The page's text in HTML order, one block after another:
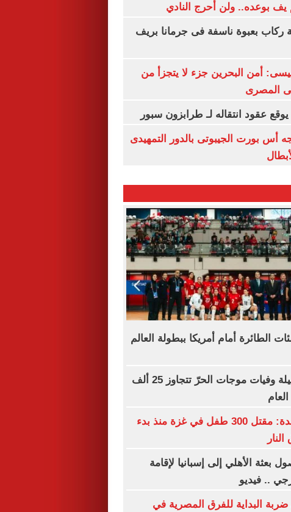
يف بوعده.. ولن أحرج النادي
ركاب بعبوة ناسفة فى جرمانا بريف
أمن البحرين جزء لا يتجزأ من
المصرى
عقود انتقاله لـ طرابزون سبور
أس بورت الجيبوتى بالدور التمهيدى
الطائرة أمام أمريكا ببطولة العالم
أوروبا: حصيلة وفيات موجات الحرّ تتجاوز 25 ألف
الأمم المتحدة: مقتل 300 طفل في غزة منذ بدء
بعثة الأهلي إلى إسبانيا لإقامة
.. فيديو
البداية للفرق المصرية في